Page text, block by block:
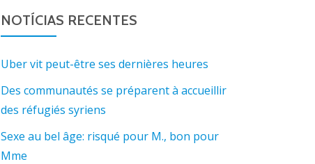
NOTÍCIAS RECENTES
Uber vit peut-être ses dernières heures
Des communautés se préparent à accueillir
des réfugiés syriens
Sexe au bel âge: risqué pour M., bon pour
Mme